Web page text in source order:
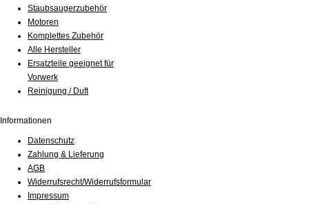
Staubsaugerzubehör
Motoren
Komplettes Zubehör
Alle Hersteller
Ersatzteile geeignet für
Vorwerk
Reinigung / Duft
Informationen
Datenschutz
Zahlung & Lieferung
AGB
Widerrufsrecht/Widerrufsformular
Impressum